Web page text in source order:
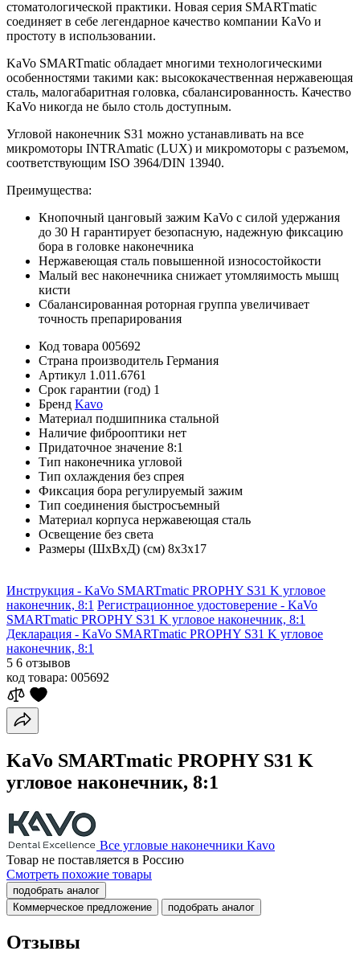
стоматологической практики. Новая серия SMARTmatic
соединяет в себе легендарное качество компании KaVo и
простоту в использовании.
KaVo SMARTmatic обладает многими технологическими
особенностями такими как: высококачественная нержавеющая
сталь, малогабаритная головка, сбалансированность. Качество
KaVo никогда не было столь доступным.
Угловой наконечник S31 можно устанавливать на все
микромоторы INTRAmatic (LUX) и микромоторы с разъемом,
соответствующим ISO 3964/DIN 13940.
Преимущества:
Кнопочный цанговый зажим KaVo с силой удержания
до 30 Н гарантирует безопасную, надежную фиксацию
бора в головке наконечника
Нержавеющая сталь повышенной износостойкости
Малый вес наконечника снижает утомляимость мышц
кисти
Сбалансированная роторная группа увеличивает
точность препарирования
Код товара 005692
Страна производитель Германия
Артикул 1.011.6761
Срок гарантии (год) 1
Бренд Kavo
Материал подшипника стальной
Наличие фиброоптики нет
Придаточное значение 8:1
Тип наконечника угловой
Тип охлаждения без спрея
Фиксация бора регулируемый зажим
Тип соединения быстросъемный
Материал корпуса нержавеющая сталь
Освещение без света
Размеры (ШхВхД) (см) 8х3х17
Инструкция - KaVo SMARTmatic PROPHY S31 K угловое
наконечник, 8:1 Регистрационное удостоверение - KaVo
SMARTmatic PROPHY S31 K угловое наконечник, 8:1
Декларация - KaVo SMARTmatic PROPHY S31 K угловое
наконечник, 8:1
5 6 отзывов
код товара: 005692
KaVo SMARTmatic PROPHY S31 K
угловое наконечник, 8:1
Все угловые наконечники Kavo
Товар не поставляется в Россию
Смотреть похожие товары
подобрать аналог
Коммерческое предложение
подобрать аналог
Отзывы